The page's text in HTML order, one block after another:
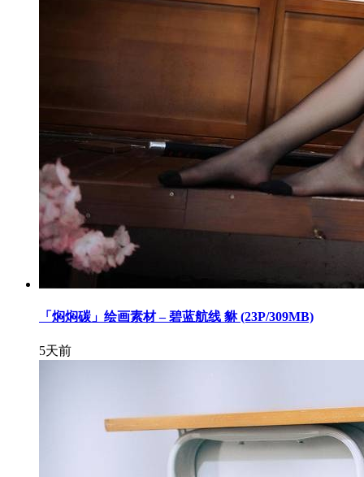
「焖焖碳」绘画素材 – 碧蓝航线 貅 (23P/309MB)
5天前